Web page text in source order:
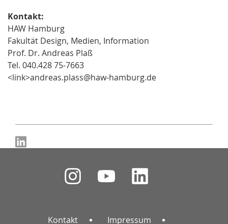
Kontakt:
HAW Hamburg
Fakultät Design, Medien, Information
Prof. Dr. Andreas Plaß
Tel. 040.428 75-7663
<link>andreas.plass@haw-hamburg.de
Kontakt Impressum